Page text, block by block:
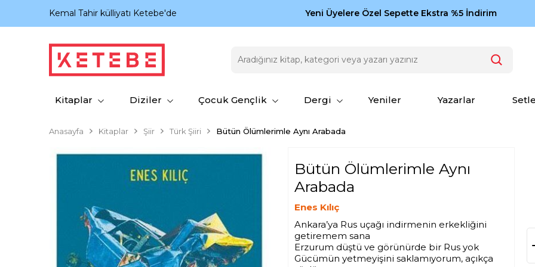
Kemal Tahir külliyatı Ketebe'de Zamansız eserler Ketebe'de: Cengiz Aytmatov
Yeni Üyelere Özel Sepette Ekstra %5 İndirim
Kitaplar Diziler Çocuk Gençlik Dergi Yeniler Yazarlar
Anasayfa Kitaplar Şiir Türk Şiiri Bütün Ölümlerimle Aynı Arabada
Bütün Ölümlerimle Aynı
Arabada
Enes Kılıç
Ankara’ya Rus uçağı indirmenin erkekliğini
getiremem sana
Erzurum düştü ve görünürde bir Rus yok
Gücümün yetmeyişini saklamıyorum, açıkça